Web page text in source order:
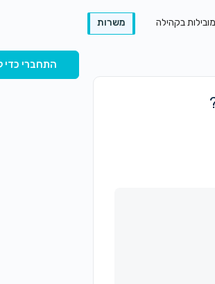
מובילות בקהילה משרות
התחברי כדי